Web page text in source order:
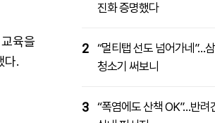
육을
다.
진화 증명했다
2 “멀티탭 선도 넘어가네”…
청소기 써보니
3 “폭염에도 산책 OK”…반려